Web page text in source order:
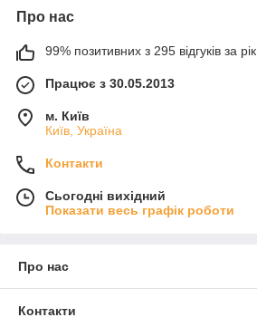
Про нас
99% позитивних з 295 відгуків за рік
Працює з 30.05.2013
м. Київ
Київ, Україна
Контакти
Сьогодні вихідний
Показати весь графік роботи
Про нас
Контакти